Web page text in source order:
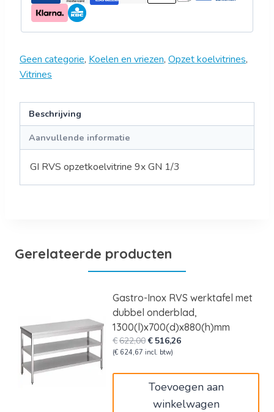
Geen categorie, Koelen en vriezen, Opzet koelvitrines,
Vitrines
Beschrijving
Aanvullende informatie
GI RVS opzetkoelvitrine 9x GN 1/3
Gerelateerde producten
Gastro-Inox RVS werktafel met
dubbel onderblad,
1300(l)x700(d)x880(h)mm
€622,00Oorspronkelijke
prijs
€ 516,26Huidige
(€ 624,67 incl. btw)
Toevoegen aan
winkelwagen